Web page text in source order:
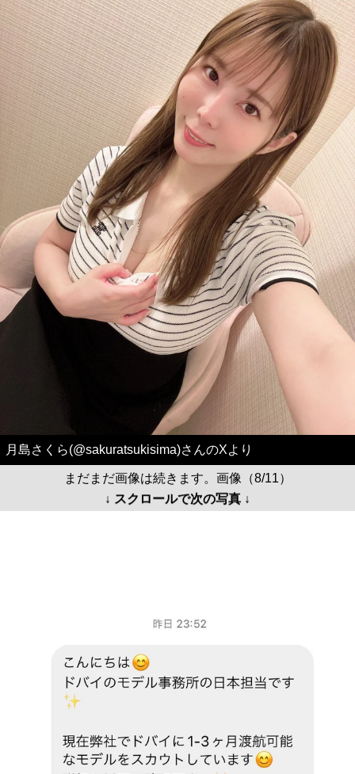
月島さくら(@sakuratsukisima)さんのXより
まだまだ画像は続きます。画像（8/11）
↓ スクロールで次の写真 ↓